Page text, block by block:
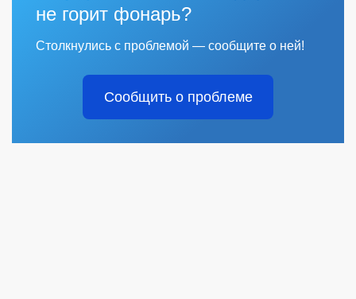
не горит фонарь?
Столкнулись с проблемой — сообщите о ней!
Сообщить о проблеме